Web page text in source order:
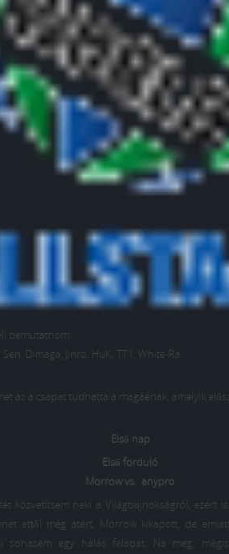
bemutatnom
Dimaga, Jinro, HuK, TT1, White-Ra
az a csapat tudhatta a magáénak, amelyik
Első nap
Első forduló
Morrow vs. anypro
közvetítsem neki a Világbajnokságról, ezért
ettől még átért, Morrow kikapott, de
sohasem egy hálás feladat. Na meg,